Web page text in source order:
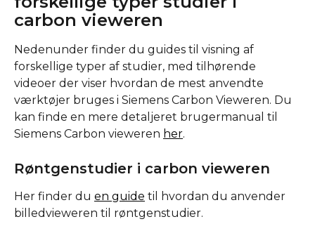
carbon vieweren
Nedenunder finder du guides til visning af
forskellige typer af studier, med tilhørende
videoer der viser hvordan de mest anvendte
værktøjer bruges i Siemens Carbon Vieweren. Du
kan finde en mere detaljeret brugermanual til
Siemens Carbon vieweren her.
Røntgenstudier i carbon vieweren
Her finder du en guide til hvordan du anvender
billedvieweren til røntgenstudier.